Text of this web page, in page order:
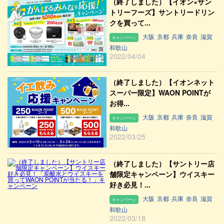
トリーフーズ】サントリードリン
クを買って...
キャンペーン 大阪 京都 兵庫 奈良 滋賀
和歌山
2022/04/04
（終了しました）【イオンネット
スーパー限定】WAON POINTが
お得...
キャンペーン 大阪 京都 兵庫 奈良 滋賀
和歌山
2022/03/25
（終了しました）【サントリー店
舗限定キャンペーン】ウイスキー
好き必見！...
キャンペーン 大阪 京都 兵庫 奈良 滋賀
和歌山
2022/03/18